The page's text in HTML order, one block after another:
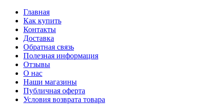
Главная
Как купить
Контакты
Доставка
Обратная связь
Полезная информация
Отзывы
О нас
Наши магазины
Публичная оферта
Условия возврата товара